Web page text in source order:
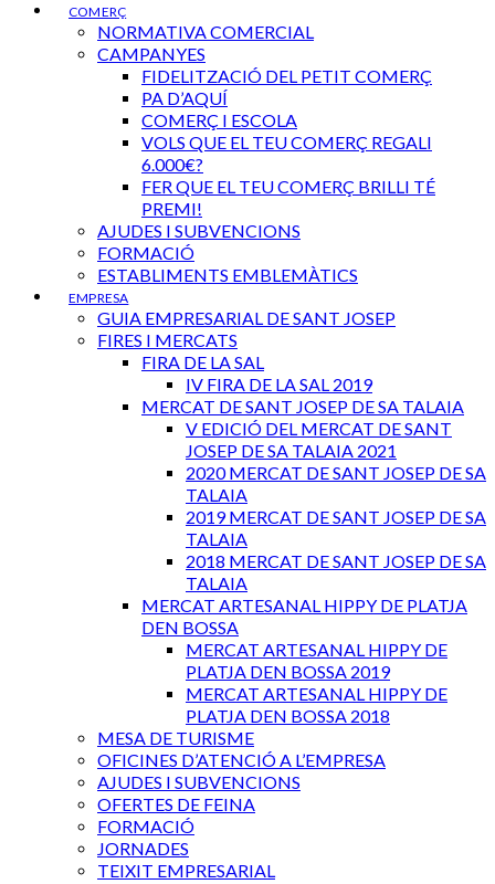
COMERÇ
NORMATIVA COMERCIAL
CAMPANYES
FIDELITZACIÓ DEL PETIT COMERÇ
PA D’AQUÍ
COMERÇ I ESCOLA
VOLS QUE EL TEU COMERÇ REGALI
6.000€?
FER QUE EL TEU COMERÇ BRILLI TÉ
PREMI!
AJUDES I SUBVENCIONS
FORMACIÓ
ESTABLIMENTS EMBLEMÀTICS
EMPRESA
GUIA EMPRESARIAL DE SANT JOSEP
FIRES I MERCATS
FIRA DE LA SAL
IV FIRA DE LA SAL 2019
MERCAT DE SANT JOSEP DE SA TALAIA
V EDICIÓ DEL MERCAT DE SANT
JOSEP DE SA TALAIA 2021
2020 MERCAT DE SANT JOSEP DE SA
TALAIA
2019 MERCAT DE SANT JOSEP DE SA
TALAIA
2018 MERCAT DE SANT JOSEP DE SA
TALAIA
MERCAT ARTESANAL HIPPY DE PLATJA
DEN BOSSA
MERCAT ARTESANAL HIPPY DE
PLATJA DEN BOSSA 2019
MERCAT ARTESANAL HIPPY DE
PLATJA DEN BOSSA 2018
MESA DE TURISME
OFICINES D’ATENCIÓ A L’EMPRESA
AJUDES I SUBVENCIONS
OFERTES DE FEINA
FORMACIÓ
JORNADES
TEIXIT EMPRESARIAL